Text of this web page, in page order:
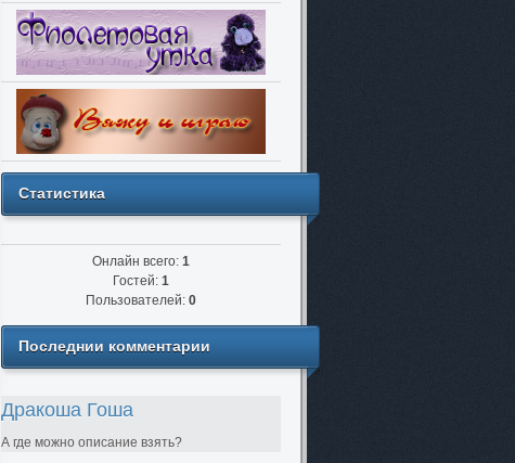
Статистика
Онлайн всего: 1
Гостей: 1
Пользователей: 0
Последнии комментарии
Дракоша Гоша
А где можно описание взять?